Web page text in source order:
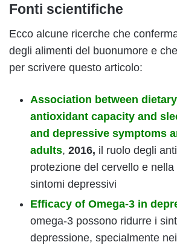
Fonti scientifiche
Ecco alcune ricerche che
degli alimenti del buonumore e
per scrivere questo articolo:
Association between
antioxidant capacity and
and depressive symptoms
adults, 2016, il ruolo degli
protezione del cervello e
sintomi depressivi
Efficacy of Omega-3 in
omega-3 possono ridurre i
depressione, specialmente